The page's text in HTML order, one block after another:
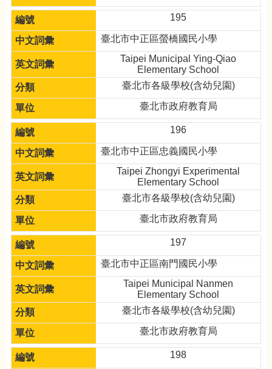
195
臺北市中正區螢橋國民小學
Taipei Municipal Ying-Qiao
Elementary School
臺北市各級學校(含幼兒園)
臺北市政府教育局
196
臺北市中正區忠義國民小學
Taipei Zhongyi Experimental
Elementary School
臺北市各級學校(含幼兒園)
臺北市政府教育局
197
臺北市中正區南門國民小學
Taipei Municipal Nanmen
Elementary School
臺北市各級學校(含幼兒園)
臺北市政府教育局
198